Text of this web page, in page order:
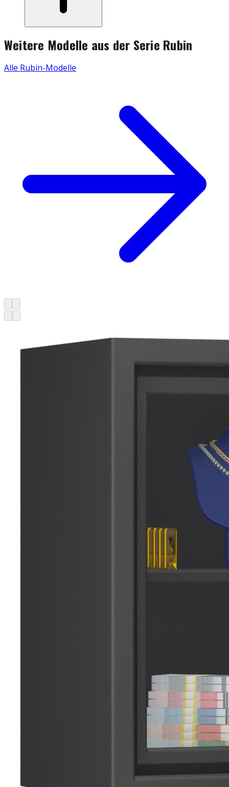
Weitere Modelle aus der Serie Rubin
Alle Rubin-Modelle